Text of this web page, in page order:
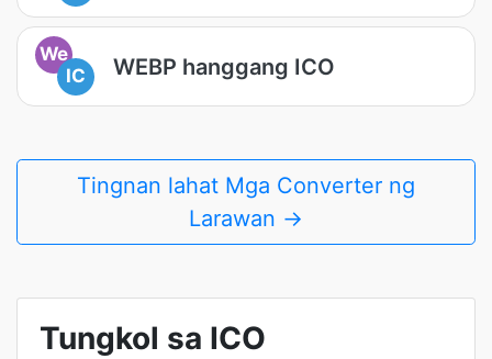
We
IC
WEBP hanggang ICO
Tingnan lahat Mga Converter ng
Larawan →
Tungkol sa ICO